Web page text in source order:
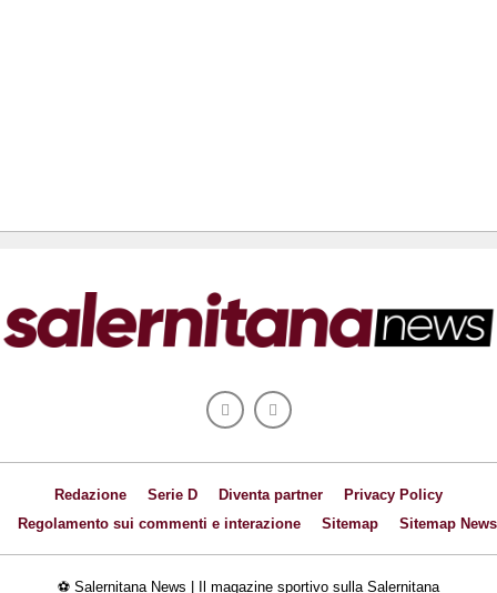
Redazione Serie D Diventa partner
Privacy Policy
Regolamento sui commenti e interazione
Sitemap Sitemap News
⚽ Salernitana News | Il magazine sportivo sulla Salernitana